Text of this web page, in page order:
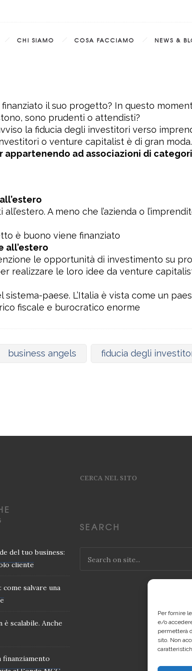
Per fornire
e/o
permetterà
sito. Non
CHI SIAMO COSA FACCIAMO NEWS &
il suo progetto? In questo
sono prudenti o attendisti?
la fiducia degli investitori verso
o venture capitalist è di gran
ad associazioni di
A meno che l’azienda o
è buono viene finanziato
all’estero
le opportunità di investimento su
realizzare le loro idee da venture
paese. L’Italia è vista come un
fiscale e burocratico enorme
business angels fiducia degli
del tuo business:
cliente
salvare una
scalabile. Anche
CERCA NEL SITO
SEARCH